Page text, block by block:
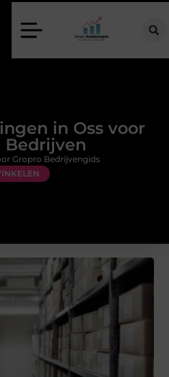
flexibele inzet van personeel
in Oss voor
Bedrijven
Gropro Bedrijvengids